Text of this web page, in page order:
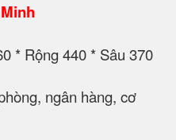
* Rộng 440 * Sâu 370
ngân hàng, cơ